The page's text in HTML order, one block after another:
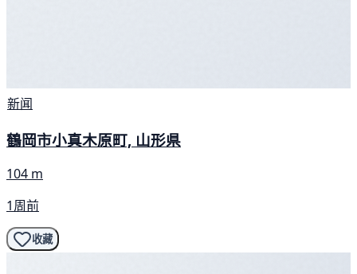
新闻
鶴岡市小真木原町, 山形県
104 m
1周前
收藏